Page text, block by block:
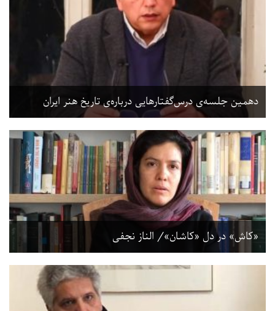
دهمین جلسه‌ی درس‌گفتارهایی درباره‌ی تاریخ هنر ایران
«کاش» در دل «کاشان»/ الناز نجفی